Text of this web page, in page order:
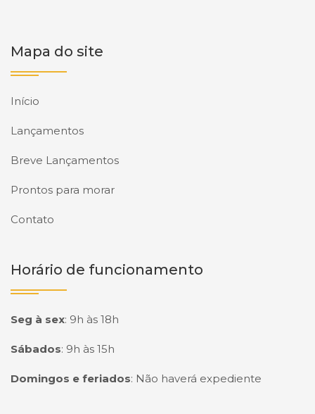
Mapa do site
Início
Lançamentos
Breve Lançamentos
Prontos para morar
Contato
Horário de funcionamento
Seg à sex: 9h às 18h
Sábados: 9h às 15h
Domingos e feriados: Não haverá expediente